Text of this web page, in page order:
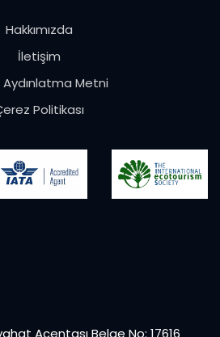
Hakkımızda
İletişim
Aydınlatma Metni
Politikası
Acentası Belge No: 17616